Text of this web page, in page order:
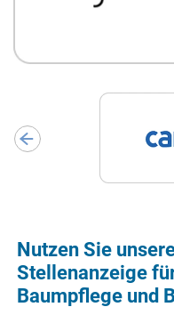
Nutzen Sie
Stellenanzeige
Baumpflege und